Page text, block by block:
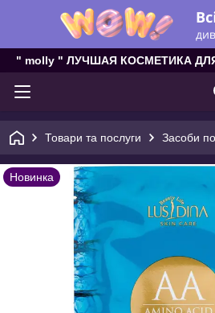
" molly " ЛУЧШАЯ КОСМЕТИКА
Товари та послуги Засоби
Новинка